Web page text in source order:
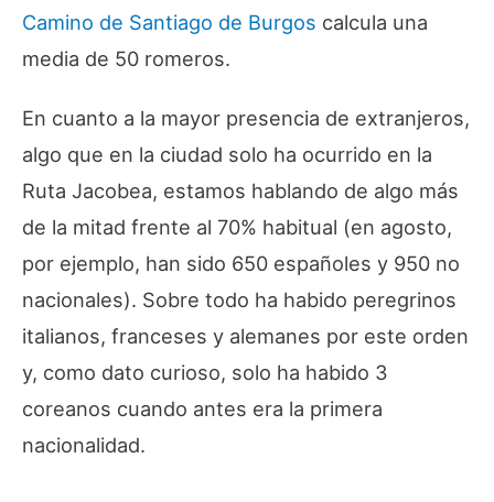
Camino de Santiago de Burgos calcula una
media de 50 romeros.
En cuanto a la mayor presencia de extranjeros,
algo que en la ciudad solo ha ocurrido en la
Ruta Jacobea, estamos hablando de algo más
de la mitad frente al 70% habitual (en agosto,
por ejemplo, han sido 650 españoles y 950 no
nacionales). Sobre todo ha habido peregrinos
italianos, franceses y alemanes por este orden
y, como dato curioso, solo ha habido 3
coreanos cuando antes era la primera
nacionalidad.